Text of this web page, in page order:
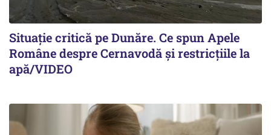
Situație critică pe Dunăre. Ce spun Apele
Române despre Cernavodă și restricțiile la
apă/VIDEO